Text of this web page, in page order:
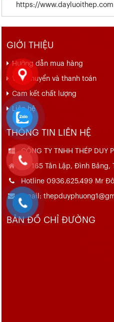
https://www.dayluoithep.com
GIỚI THIỆU
Hướng dẫn mua hàng
Vận chuyển và thanh toán
Cam kết chất lượng
Liên hệ
THÔNG TIN LIÊN HỆ
CÔNG TY TNHH THÉP DUY
Số 165 Tân Lập, Đình Bảng,
Hotline 0936.625.499 Mr
Email:
BẢN ĐỒ CHỈ ĐƯỜNG